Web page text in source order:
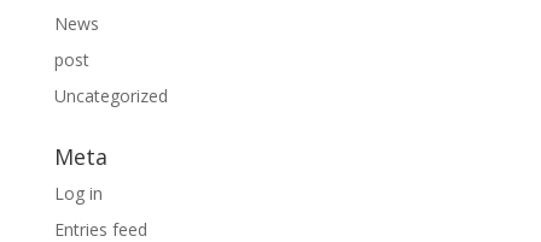
News
post
Uncategorized
Meta
Log in
Entries feed